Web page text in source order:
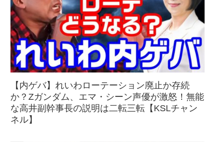
【内ゲバ】れいわローテーション廃止か存続
か？Zガンダム、エマ・シーン声優が激怒！無能
な高井副幹事長の説明は二転三転【KSLチャン
ネル】